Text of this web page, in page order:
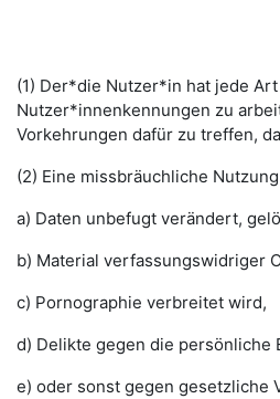
(1) Der*die Nutzer*in hat jede
Nutzer*innenkennungen zu
Vorkehrungen dafür zu treffen,
(2) Eine missbräuchliche
a) Daten unbefugt verändert,
b) Material verfassungswidriger
c) Pornographie verbreitet wird,
d) Delikte gegen die persönliche
e) oder sonst gegen gesetzliche